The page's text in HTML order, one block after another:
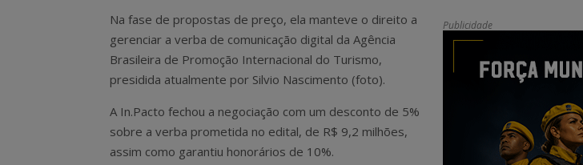
Publicidade
Na fase de propostas de preço, ela manteve o direito a
gerenciar a verba de comunicação digital da Agência
Brasileira de Promoção Internacional do Turismo,
presidida atualmente por Silvio Nascimento (foto).
A In.Pacto fechou a negociação com um desconto de 5%
sobre a verba prometida no edital, de R$ 9,2 milhões,
assim como garantiu honorários de 10%.